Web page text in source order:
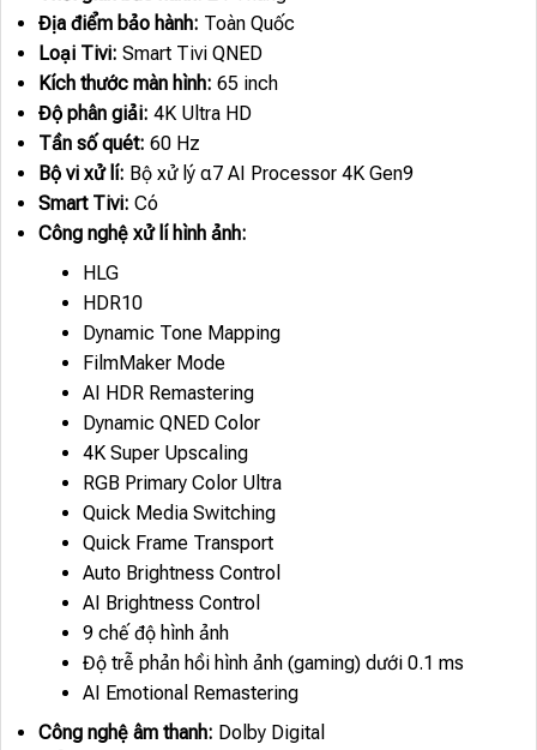
Địa điểm bảo hành: Toàn Quốc
Loại Tivi: Smart Tivi QNED
Kích thước màn hình: 65 inch
Độ phân giải: 4K Ultra HD
Tần số quét: 60 Hz
Bộ vi xử lí: Bộ xử lý α7 AI Processor 4K Gen9
Smart Tivi: Có
Công nghệ xử lí hình ảnh:
HLG
HDR10
Dynamic Tone Mapping
FilmMaker Mode
AI HDR Remastering
Dynamic QNED Color
4K Super Upscaling
RGB Primary Color Ultra
Quick Media Switching
Quick Frame Transport
Auto Brightness Control
AI Brightness Control
9 chế độ hình ảnh
Độ trễ phản hồi hình ảnh (gaming) dưới 0.1 ms
AI Emotional Remastering
Công nghệ âm thanh: Dolby Digital